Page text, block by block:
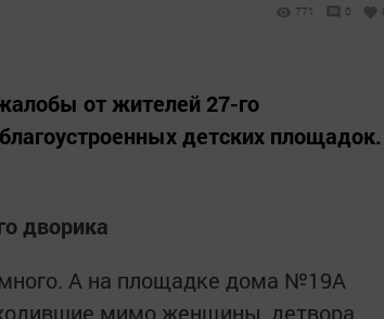
771 0
от жителей 27-го
детских площадок.
дворика
А на площадке дома №19А
мимо женщины, детвора